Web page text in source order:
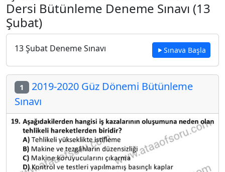
Dersi Bütünleme Deneme Sınavı (13
Şubat)
13 Şubat Deneme Sınavı Sınava Başla
1 2019-2020 Güz Dönemi Bütünleme
Sınavı